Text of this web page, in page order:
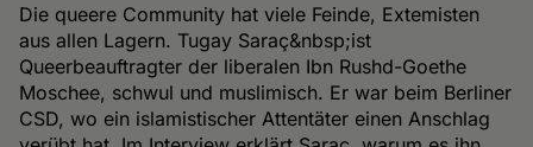
Die queere Community hat viele Feinde, Extemisten
aus allen Lagern. Tugay Saraç&nbsp;ist
Queerbeauftragter der liberalen Ibn Rushd-Goethe
Moschee, schwul und muslimisch. Er war beim Berliner
CSD, wo ein islamistischer Attentäter einen Anschlag